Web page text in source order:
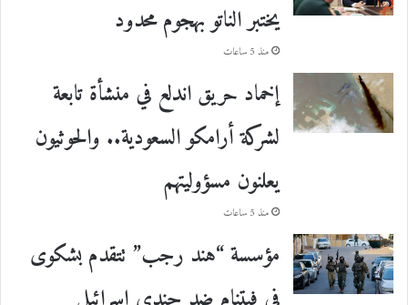
يختبر الناتو بهجوم محدود
منذ 5 ساعات
إخماد حريق اندلع في منشأة تابعة
لشركة أرامكو السعودية.. والحوثيون
يعلنون مسؤوليتهم
منذ 5 ساعات
مؤسسة “هند رجب” تتقدم بشكوى